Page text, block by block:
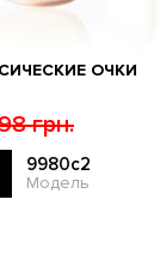
ОЧКИ
грн.
9980c2
Модель